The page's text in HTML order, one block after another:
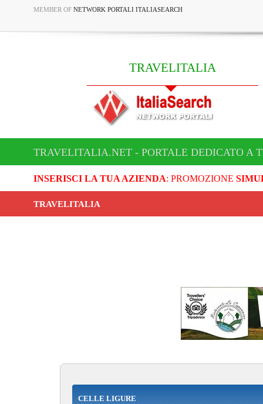
MEMBER OF NETWORK PORTALI ITALIASEARCH
TRAVELITALIA
TRAVELITALIA.NET - PORTALE DEDICATO A
INSERISCI LA TUA AZIENDA: PROMOZIONE
TRAVELITALIA
CELLE LIGURE